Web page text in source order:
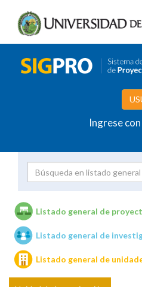
Ingrese
Unidades de
Listado general de
Listado general de
Listado general de